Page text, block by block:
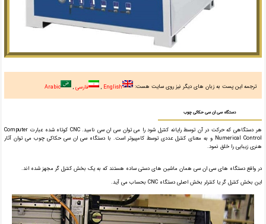
ترجمه این پست به زبان های دیگر نیز روی سایت هست: English فارسی Arabic
دستگاه سی ان سی حکاکی چوب
هر دستگاهی که حرکت در آن توسط رایانه کنترل شود را می توان سی ان سی نامید. CNC کوتاه شده عبارت Computer
Numerical Control و به معنای کنترل عددی توسط کامپیوتر است. با دستگاه سی ان سی حکاکی چوب می توان آثار
هنری زیبایی را خلق نمود.
در واقع دستگاه های سی ان سی همان ماشین های دستی ساده هستند که به یک بخش کنترل گر مجهز شده ‌اند.
این بخش کنترل گر یا کنترلر بخش اصلی دستگاه CNC بحساب می آید.